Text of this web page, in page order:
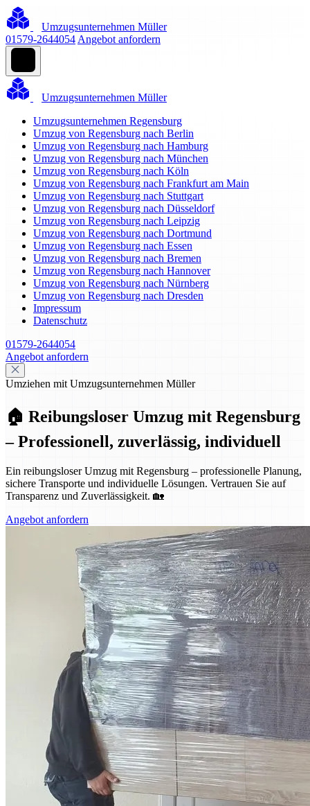
Umzugsunternehmen Müller
01579-2644054 Angebot anfordern
Umzugsunternehmen Müller
Umzugsunternehmen Regensburg
Umzug von Regensburg nach Berlin
Umzug von Regensburg nach Hamburg
Umzug von Regensburg nach München
Umzug von Regensburg nach Köln
Umzug von Regensburg nach Frankfurt am Main
Umzug von Regensburg nach Stuttgart
Umzug von Regensburg nach Düsseldorf
Umzug von Regensburg nach Leipzig
Umzug von Regensburg nach Dortmund
Umzug von Regensburg nach Essen
Umzug von Regensburg nach Bremen
Umzug von Regensburg nach Hannover
Umzug von Regensburg nach Nürnberg
Umzug von Regensburg nach Dresden
Impressum
Datenschutz
01579-2644054
Angebot anfordern
Umziehen mit Umzugsunternehmen Müller
🏠 Reibungsloser Umzug mit Regensburg
– Professionell, zuverlässig, individuell
Ein reibungsloser Umzug mit Regensburg – professionelle Planung,
sichere Transporte und individuelle Lösungen. Vertrauen Sie auf
Transparenz und Zuverlässigkeit. 🏡
Angebot anfordern